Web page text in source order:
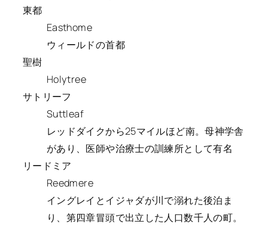
東都
Easthome
ウィールドの首都
聖樹
Holytree
サトリーフ
Suttleaf
レッドダイクから25マイルほど南。母神学舎
があり、医師や治療士の訓練所として有名
リードミア
Reedmere
イングレイとイジャダが川で溺れた後泊ま
り、第四章冒頭で出立した人口数千人の町。